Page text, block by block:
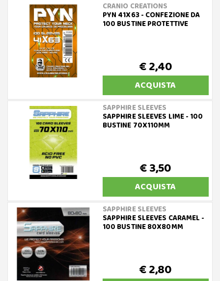
CRANIO CREATIONS
PYN 41X63 - CONFEZIONE DA
100 BUSTINE PROTETTIVE
€ 2,40
ACQUISTA
SAPPHIRE SLEEVES
SAPPHIRE SLEEVES LIME - 100
BUSTINE 70X110MM
€ 3,50
ACQUISTA
SAPPHIRE SLEEVES
SAPPHIRE SLEEVES CARAMEL -
100 BUSTINE 80X80MM
€ 2,80